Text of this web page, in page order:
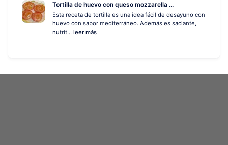
Tortilla de huevo con queso mozzarella ...
Esta receta de tortilla es una idea fácil de desayuno con
huevo con sabor mediterráneo. Además es saciante,
nutrit... leer más